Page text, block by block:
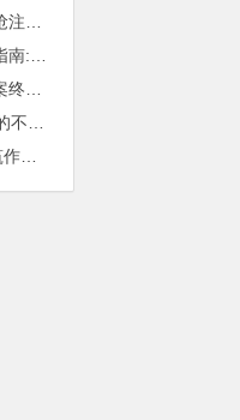
于国栋律师｜从“中国尊酒瓶案”看建筑作品著作权保护的司法边界与商用合规